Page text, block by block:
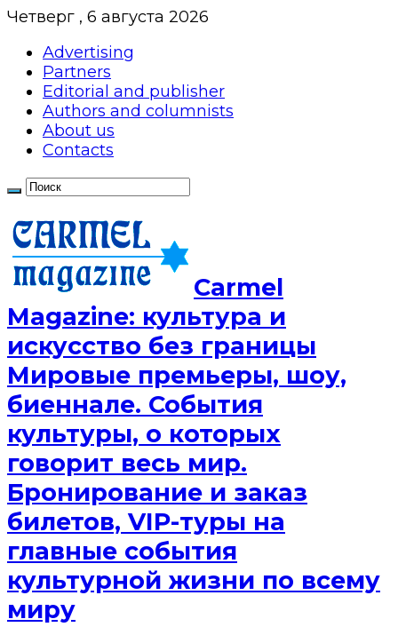
Четверг , 6 августа 2026
Advertising
Partners
Editorial and publisher
Authors and columnists
About us
Contacts
Сarmel
Magazine: культура и
искусство без границы
Мировые премьеры, шоу,
биеннале. События
культуры, о которых
говорит весь мир.
Бронирование и заказ
билетов, VIP-туры на
главные события
культурной жизни по всему
миру